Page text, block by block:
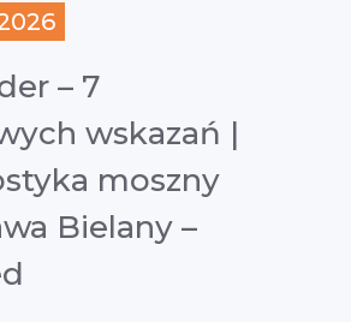
– 7
wskazań |
moszny
Bielany –